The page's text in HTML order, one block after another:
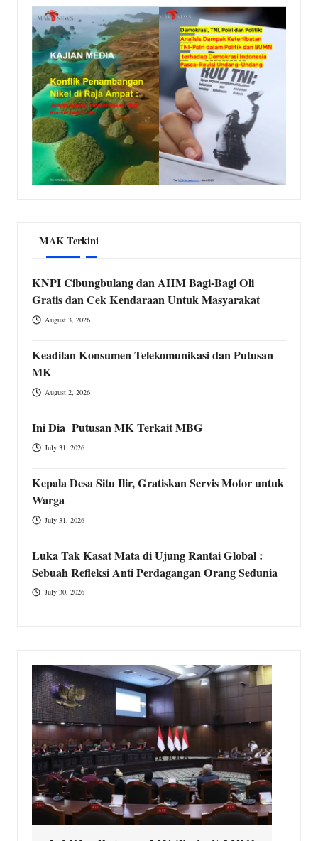
MAK Terkini
KNPI Cibungbulang dan AHM Bagi-Bagi Oli
Gratis dan Cek Kendaraan Untuk Masyarakat
August 3, 2026
Keadilan Konsumen Telekomunikasi dan Putusan
MK
August 2, 2026
Ini Dia Putusan MK Terkait MBG
July 31, 2026
Kepala Desa Situ Ilir, Gratiskan Servis Motor untuk
Warga
July 31, 2026
Luka Tak Kasat Mata di Ujung Rantai Global :
Sebuah Refleksi Anti Perdagangan Orang Sedunia
July 30, 2026